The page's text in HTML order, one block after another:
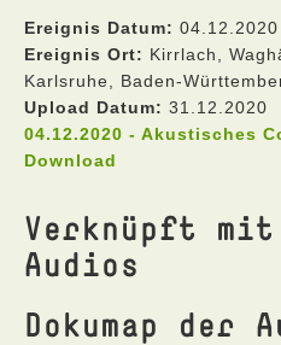
Ereignis Datum: 04.12.2020
Ereignis Ort: Kirrlach,
Karlsruhe, Baden-
Upload Datum: 31.12.2020
04.12.2020 - Akustisches
Download
Verknüpft
Audios
Dokumap der